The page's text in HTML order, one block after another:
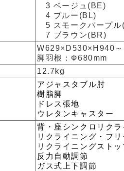
3 ベージュ(BE)
4 ブルー(BL)
5 スモークパープル
7 ブラウン(BR)
W629×D530×H940
脚羽根：Ф680mm
12.7kg
アジャスタブル肘
樹脂脚
ドレス張地
ウレタンキャスター
背・座シンクロリク
リクライニング・フリ
リクライニングスト
反力自動調節
ガス式上下調節